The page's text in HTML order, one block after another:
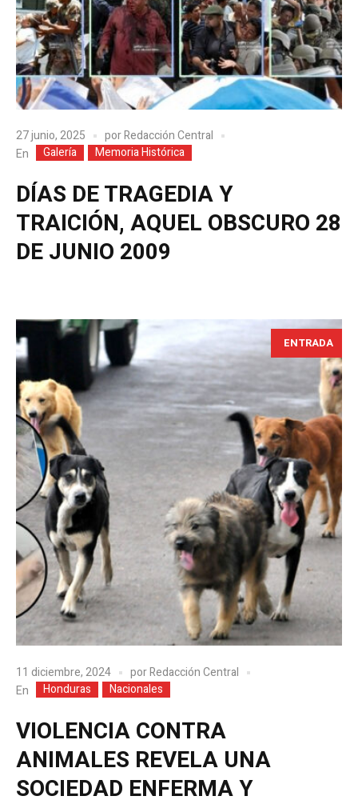
27 junio, 2025 porRedacción Central
En
Galería Memoria Histórica
DÍAS DE TRAGEDIA Y
TRAICIÓN, AQUEL OBSCURO 28
DE JUNIO 2009
ENTRADA
11 diciembre, 2024 porRedacción Central
En
Honduras Nacionales
VIOLENCIA CONTRA
ANIMALES REVELA UNA
SOCIEDAD ENFERMA Y